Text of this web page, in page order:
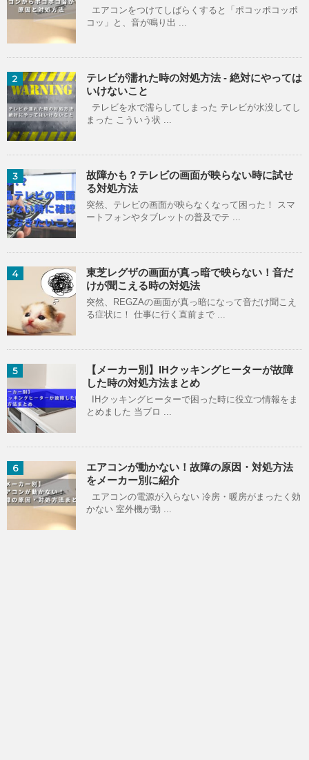
エアコンをつけてしばらくすると「ポコッポコッポ
コッ」と、音が鳴り出 ...
2
テレビが濡れた時の対処方法 - 絶対にやっては
いけないこと
テレビを水で濡らしてしまった テレビが水没してし
まった こういう状 ...
3
故障かも？テレビの画面が映らない時に試せ
る対処方法
突然、テレビの画面が映らなくなって困った！ スマ
ートフォンやタブレットの普及でテ ...
4
東芝レグザの画面が真っ暗で映らない！音だ
けが聞こえる時の対処法
突然、REGZAの画面が真っ暗になって音だけ聞こえ
る症状に！ 仕事に行く直前まで ...
5
【メーカー別】IHクッキングヒーターが故障
した時の対処方法まとめ
IHクッキングヒーターで困った時に役立つ情報をま
とめました 当ブロ ...
6
エアコンが動かない！故障の原因・対処方法
をメーカー別に紹介
エアコンの電源が入らない 冷房・暖房がまったく効
かない 室外機が動 ...